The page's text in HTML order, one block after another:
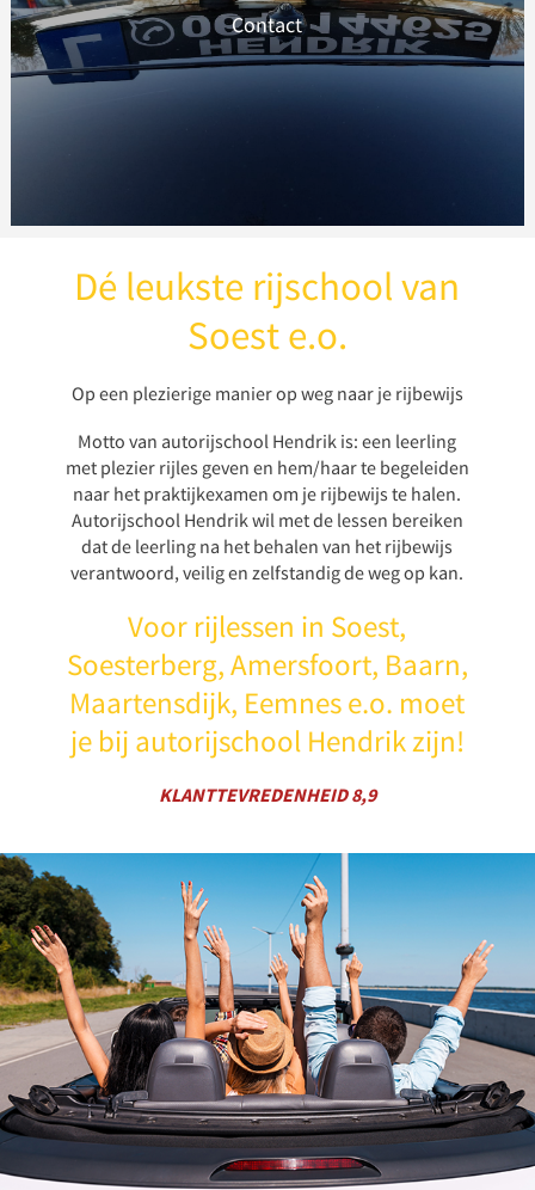
Contact
NEEM DIRECT CONTACT OP
Dé leukste rijschool van
Soest e.o.
Op een plezierige manier op weg naar je rijbewijs
Motto van autorijschool Hendrik is: een leerling
met plezier rijles geven en hem/haar te begeleiden
naar het praktijkexamen om je rijbewijs te halen.
Autorijschool Hendrik wil met de lessen bereiken
dat de leerling na het behalen van het rijbewijs
verantwoord, veilig en zelfstandig de weg op kan.
Voor rijlessen in Soest,
Soesterberg, Amersfoort, Baarn,
Maartensdijk, Eemnes e.o. moet
je bij autorijschool Hendrik zijn!
KLANTTEVREDENHEID 8,9